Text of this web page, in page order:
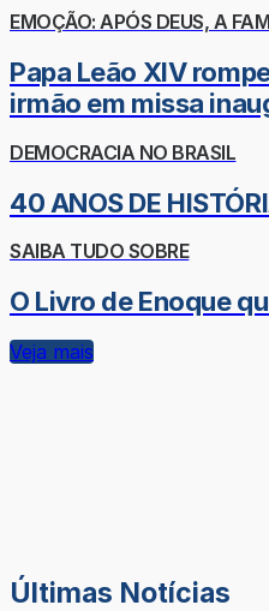
EMOÇÃO: APÓS DEUS, A
Papa Leão XIV
irmão em missa
DEMOCRACIA NO BRASIL
40 ANOS DE
SAIBA TUDO SOBRE
O Livro de Enoque
Veja mais
Últimas Notícias